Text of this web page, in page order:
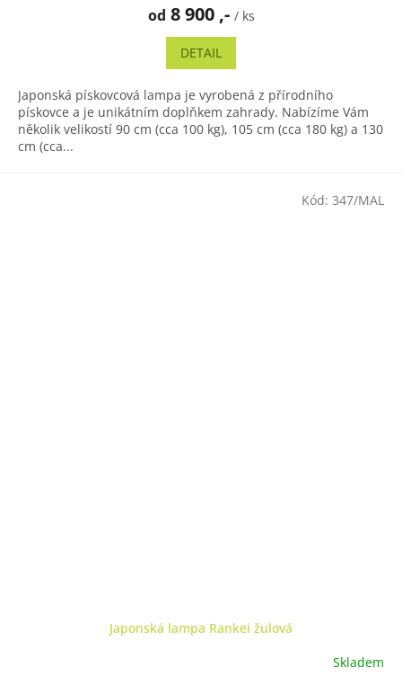
od 8 900 ,- / ks
DETAIL
Japonská pískovcová lampa je vyrobená z přírodního
pískovce a je unikátním doplňkem zahrady. Nabízíme Vám
několik velikostí 90 cm (cca 100 kg), 105 cm (cca 180 kg) a 130
cm (cca...
Japonská lampa Rankei žulová
Skladem
Kód: 347/MAL